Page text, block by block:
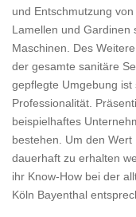
und Entschmutzung
Lamellen und Gardinen
Maschinen. Des
der gesamte sanitäre
gepflegte Umgebung
Professionalität.
beispielhaftes
bestehen. Um den
dauerhaft zu erhalten
ihr Know-How bei der
Köln Bayenthal